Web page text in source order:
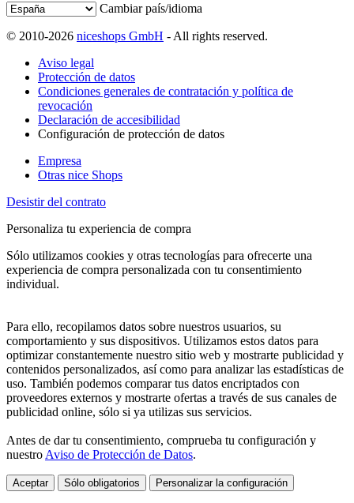
Cambiar país/idioma
© 2010-2026 niceshops GmbH - All rights reserved.
Aviso legal
Protección de datos
Condiciones generales de contratación y política de
revocación
Declaración de accesibilidad
Configuración de protección de datos
Empresa
Otras nice Shops
Desistir del contrato
Personaliza tu experiencia de compra
Sólo utilizamos cookies y otras tecnologías para ofrecerte una
experiencia de compra personalizada con tu consentimiento
individual.
Para ello, recopilamos datos sobre nuestros usuarios, su
comportamiento y sus dispositivos. Utilizamos estos datos para
optimizar constantemente nuestro sitio web y mostrarte publicidad y
contenidos personalizados, así como para analizar las estadísticas de
uso. También podemos comparar tus datos encriptados con
proveedores externos y mostrarte ofertas a través de sus canales de
publicidad online, sólo si ya utilizas sus servicios.
Antes de dar tu consentimiento, comprueba tu configuración y
nuestro Aviso de Protección de Datos.
Aceptar Sólo obligatorios Personalizar la configuración